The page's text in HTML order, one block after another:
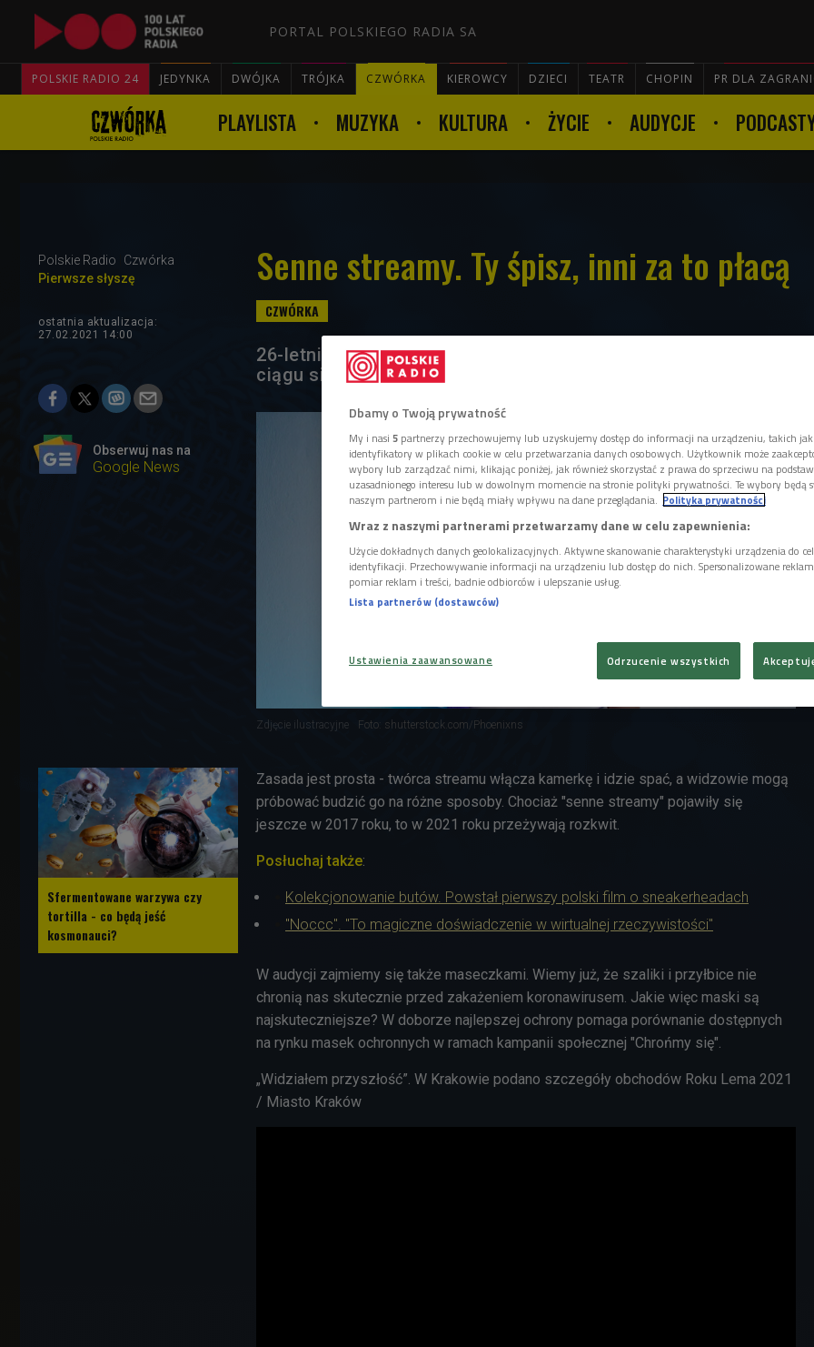
PORTAL POLSKIEGO RADIA SA
POLSKIE RADIO 24 JEDYNKA DWÓJKA TRÓJKA CZWÓRKA KIEROWCY DZIECI TEATR CHOPIN PR DLA

PLAYLISTA MUZYKA KULTURA ŻYCIE AUDYCJE
Polskie Radio
Czwórka
Pierwsze słyszę
Senne streamy. Ty śpisz, inni za to płacą
ostatnia aktualizacja:
27.02.2021 14:00
Obserwuj nas na
Google News
26-letni youtuber i streamer o pseudonimie Asian Andy w
ciągu siedmiu godzin zarobił na spaniu 16 tysięcy dolarów.
Zdjęcie ilustracyjne Foto: shutterstock.com/Phoenixns
Sfermentowane warzywa czy
tortilla - co będą jeść
kosmonauci?
Zasada jest prosta - twórca streamu włącza kamerkę i idzie spać, a widzowie mogą
próbować budzić go na różne sposoby. Chociaż "senne streamy" pojawiły się
jeszcze w 2017 roku, to w 2021 roku przeżywają rozkwit.
Posłuchaj także:
Kolekcjonowanie butów. Powstał pierwszy polski film o sneakerheadach
"Noccc". "To magiczne doświadczenie w wirtualnej rzeczywistości"
W audycji zajmiemy się także maseczkami. Wiemy już, że szaliki i przyłbice nie
chronią nas skutecznie przed zakażeniem koronawirusem. Jakie więc maski są
najskuteczniejsze? W doborze najlepszej ochrony pomaga porównanie dostępnych
na rynku masek ochronnych w ramach kampanii społecznej "Chrońmy się".
„Widziałem przyszłość”. W Krakowie podano szczegóły obchodów Roku Lema 2021
/ Miasto Kraków
Dbamy o Twoją prywatność
My i nasi 5 partnerzy przechowujemy lub uzyskujemy dostęp do informacji na urządzeniu, takich
identyfikatory w plikach cookie w celu przetwarzania danych osobowych. Użytkownik może
wybory lub zarządzać nimi, klikając poniżej, jak również skorzystać z prawa do sprzeciwu na
uzasadnionego interesu lub w dowolnym momencie na stronie polityki prywatności. Te wybory będą
naszym partnerom i nie będą miały wpływu na dane przeglądania. Polityka prywatności
Wraz z naszymi partnerami przetwarzamy dane w celu zapewnienia:
Użycie dokładnych danych geolokalizacyjnych. Aktywne skanowanie charakterystyki urządzenia do
identyfikacji. Przechowywanie informacji na urządzeniu lub dostęp do nich. Spersonalizowane
pomiar reklam i treści, badnie odbiorców i ulepszanie usług.
Lista partnerów (dostawców)
Ustawienia zaawansowane Odrzucenie wszystkich